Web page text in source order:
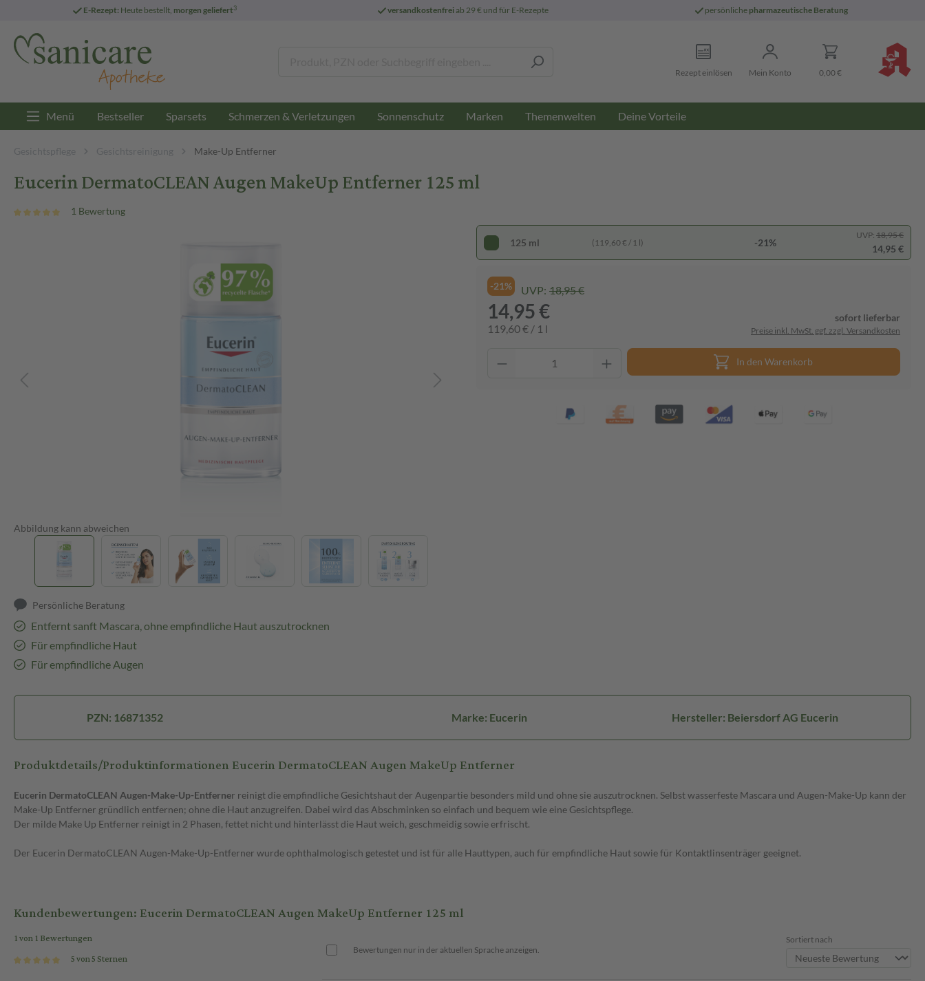
E-Rezept: Heute bestellt, morgen geliefert3 versandkostenfreiab 29 € und für E-Rezepte persönliche pharmazeutische Beratung
Rezept einlösen Mein Konto 0,00 €
Menü Bestseller Sparsets Schmerzen & Verletzungen Sonnenschutz Marken Themenwelten Deine Vorteile
Gesichtspflege Gesichtsreinigung Make-Up Entferner
Eucerin DermatoCLEAN Augen MakeUp Entferner 125 ml
1 Bewertung
Abbildung kann abweichen
Persönliche Beratung
Entfernt sanft Mascara, ohne empfindliche Haut auszutrocknen
Für empfindliche Haut
Für empfindliche Augen
125 ml (119,60 € / 1 l) -21%
UVP: 18,95 €
14,95 €
-21% UVP: 18,95 €
14,95 €
119,60 € / 1 l
sofort lieferbar
Preise inkl. MwSt. ggf. zzgl. Versandkosten
In den Warenkorb
PZN: 16871352 Marke: Eucerin Hersteller: Beiersdorf AG Eucerin
Produktdetails/Produktinformationen Eucerin DermatoCLEAN Augen MakeUp Entferner
Eucerin DermatoCLEAN Augen-Make-Up-Entferner reinigt die empfindliche Gesichtshaut der Augenpartie besonders mild und ohne sie auszutrocknen. Selbst wasserfeste Mascara und Augen-Make-Up kann der
Make-Up Entferner gründlich entfernen; ohne die Haut anzugreifen. Dabei wird das Abschminken so einfach und bequem wie eine Gesichtspflege.
Der milde Make Up Entferner reinigt in 2 Phasen, fettet nicht und hinterlässt die Haut weich, geschmeidig sowie erfrischt.
Der Eucerin DermatoCLEAN Augen-Make-Up-Entferner wurde ophthalmologisch getestet und ist für alle Hauttypen, auch für empfindliche Haut sowie für Kontaktlinsenträger geeignet.
Kundenbewertungen: Eucerin DermatoCLEAN Augen MakeUp Entferner 125 ml
1 von 1 Bewertungen
5 von 5 Sternen
Bewertungen nur in der aktuellen Sprache anzeigen.
Sortiert nach